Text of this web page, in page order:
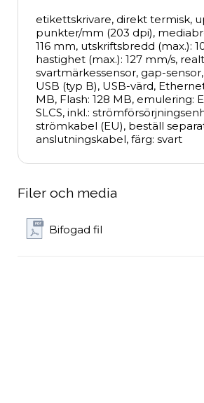
etikettskrivare, direkt termisk,
punkter/mm (203 dpi),
116 mm, utskriftsbredd (max.):
hastighet (max.): 127 mm/s,
svartmärkessensor, gap-
USB (typ B), USB-värd,
MB, Flash: 128 MB, emulering:
SLCS, inkl.:
strömkabel (EU), beställ
anslutningskabel, färg: svart
Filer och media
Bifogad fil